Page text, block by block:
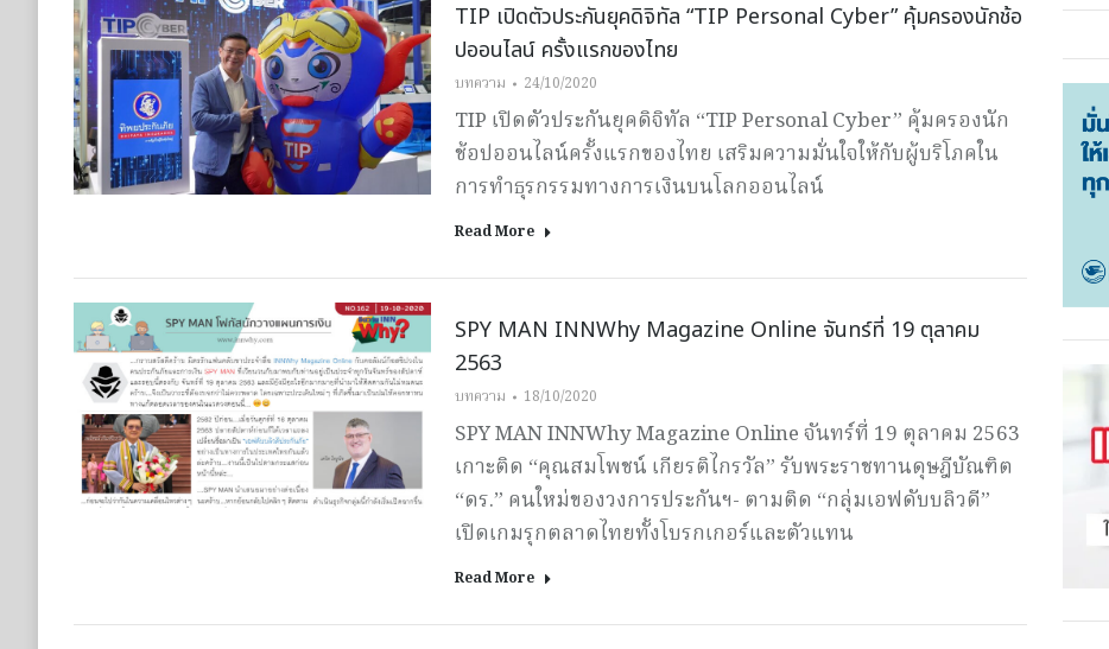
TIP เปิดตัวประกันยุคดิจิทัล “TIP Personal Cyber” คุ้มครองนักช้อ
ปออนไลน์ ครั้งแรกของไทย
บทความ 24/10/2020
TIP เปิดตัวประกันยุคดิจิทัล “TIP Personal Cyber” คุ้มครองนัก
ช้อปออนไลน์ครั้งแรกของไทย เสริมความมั่นใจให้กับผู้บริโภคใน
การทำธุรกรรมทางการเงินบนโลกออนไลน์
Read More
SPY MAN INNWhy Magazine Online จันทร์ที่ 19 ตุลาคม
2563
บทความ 18/10/2020
SPY MAN INNWhy Magazine Online จันทร์ที่ 19 ตุลาคม 2563
เกาะติด “คุณสมโพชน์ เกียรติไกรวัล” รับพระราชทานดุษฎีบัณฑิต
“ดร.” คนใหม่ของวงการประกันฯ- ตามติด “กลุ่มเอฟดับบลิวดี”
เปิดเกมรุกตลาดไทยทั้งโบรกเกอร์และตัวแทน
Read More